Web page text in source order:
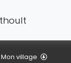
Mon village